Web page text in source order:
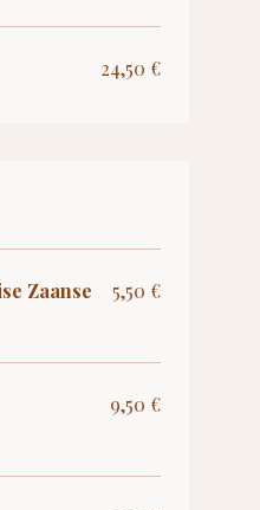
24,50 €
Zaanse 5,50 €
9,50 €